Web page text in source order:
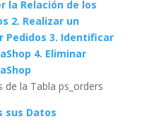
la Relación de los
2. Realizar un
Pedidos 3. Identificar
4. Eliminar
de la Tabla ps_orders
sus Datos